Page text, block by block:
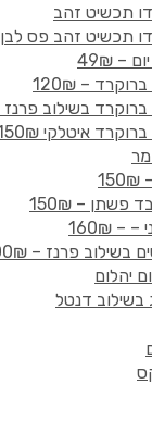
תכשיט זהב
תכשיט זהב פס לבן
– 49₪
– 120₪
בשילוב פרנז 130₪
איטלקי 150₪
– 150₪
160₪
פרנז – 100₪
יהלום
דנטל